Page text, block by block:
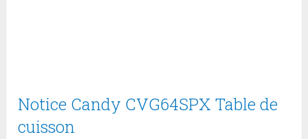
Notice Candy CVG64SPX Table de
cuisson